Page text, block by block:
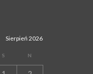
Sierpień 2026
S N